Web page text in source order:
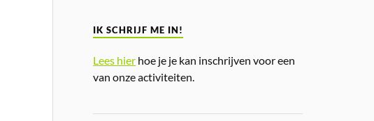
IK SCHRIJF ME IN!
Lees hier hoe je je kan inschrijven voor een
van onze activiteiten.